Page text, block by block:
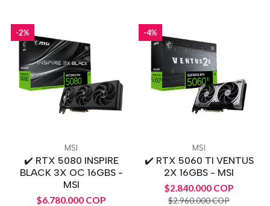
-2%
MSI
✔️ RTX 5080 INSPIRE
BLACK 3X OC 16GBS -
MSI
$6.780.000 COP
-4%
MSI
✔️ RTX 5060 TI VENTUS
2X 16GBS - MSI
$2.840.000 COP
$2.960.000 COP